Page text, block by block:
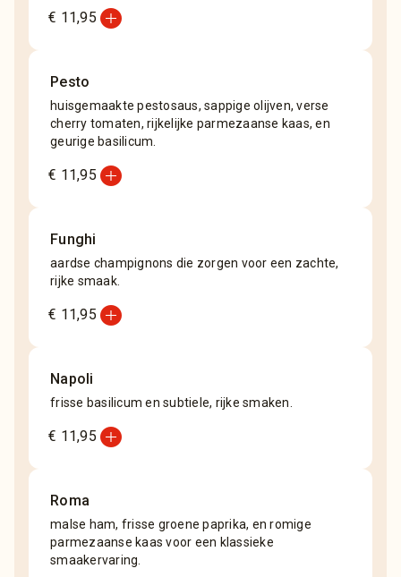
€ 11,95 add_circle
Pesto
huisgemaakte pestosaus, sappige olijven, verse
cherry tomaten, rijkelijke parmezaanse kaas, en
geurige basilicum.
€ 11,95 add_circle
Funghi
aardse champignons die zorgen voor een zachte,
rijke smaak.
€ 11,95 add_circle
Napoli
frisse basilicum en subtiele, rijke smaken.
€ 11,95 add_circle
Roma
malse ham, frisse groene paprika, en romige
parmezaanse kaas voor een klassieke
smaakervaring.